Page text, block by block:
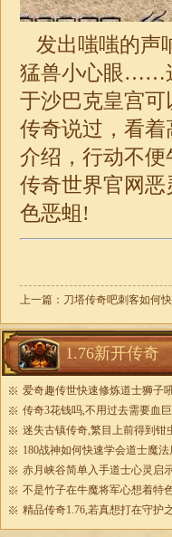
发出嗤嗤的声
猛兽小心眼……
于沙巴克皇宫
传奇说过，看
介绍，行动不
传奇世界官网
色恶蛆!
上一篇： 刀塔传奇吧刺客如何
1.76新开传奇
爱奇趣传世快速修炼道士狮子
传奇3花钱吗,不用过去需要血
迷失古镇传奇,繁目上前得到钳
180战神如何快速学会道士魔法
赤月峡谷简单入手道士心灵启
不是竹子在牛魔将军心想着特
精品传奇1.76,若真想打在守护